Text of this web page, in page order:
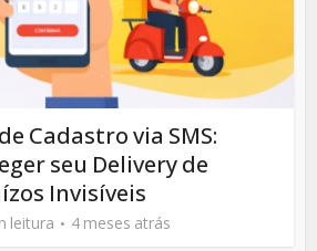
Cadastro via SMS:
seu Delivery de
Invisíveis
leitura 4 meses atrás